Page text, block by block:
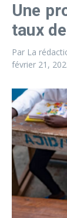
Une
taux
Par La
février 21,